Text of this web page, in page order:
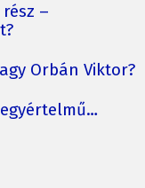
–
Orbán Viktor?